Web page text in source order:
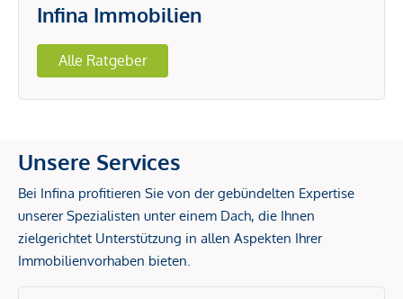
Infina Immobilien
Alle Ratgeber
Unsere Services
Bei Infina profitieren Sie von der gebündelten Expertise
unserer Spezialisten unter einem Dach, die Ihnen
zielgerichtet Unterstützung in allen Aspekten Ihrer
Immobilienvorhaben bieten.